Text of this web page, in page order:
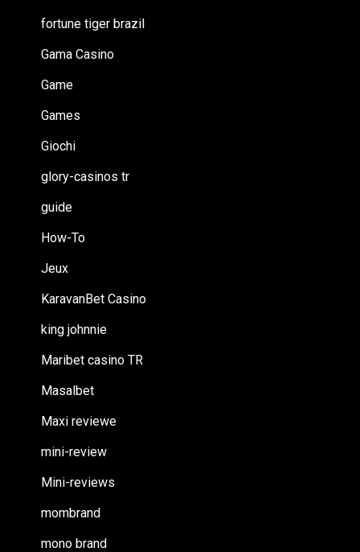
fortune tiger brazil
Gama Casino
Game
Games
Giochi
glory-casinos tr
guide
How-To
Jeux
KaravanBet Casino
king johnnie
Maribet casino TR
Masalbet
Maxi reviewe
mini-review
Mini-reviews
mombrand
mono brand